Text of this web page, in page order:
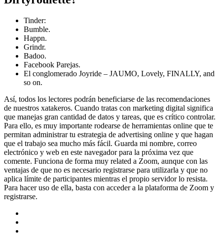
Tinder:
Bumble.
Happn.
Grindr.
Badoo.
Facebook Parejas.
El conglomerado Joyride – JAUMO, Lovely, FINALLY, and
so on.
Así, todos los lectores podrán beneficiarse de las recomendaciones
de nuestros xatakeros. Cuando tratas con marketing digital significa
que manejas gran cantidad de datos y tareas, que es crítico controlar.
Para ello, es muy importante rodearse de herramientas online que te
permitan administrar tu estrategia de advertising online y que hagan
que el trabajo sea mucho más fácil. Guarda mi nombre, correo
electrónico y web en este navegador para la próxima vez que
comente. Funciona de forma muy related a Zoom, aunque con las
ventajas de que no es necesario registrarse para utilizarla y que no
aplica límite de participantes mientras el propio servidor lo resista.
Para hacer uso de ella, basta con acceder a la plataforma de Zoom y
registrarse.